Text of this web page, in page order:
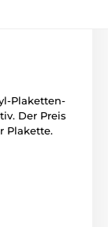
Plaketten-
Der Preis
Plakette.